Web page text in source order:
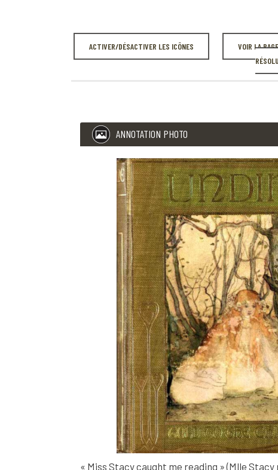
ACTIVER/DÉSACTIVER LES ICÔNES
VOIR LA
ANNOTATION PHOTO
« Miss Stacy caught me reading » (Mlle Stacy